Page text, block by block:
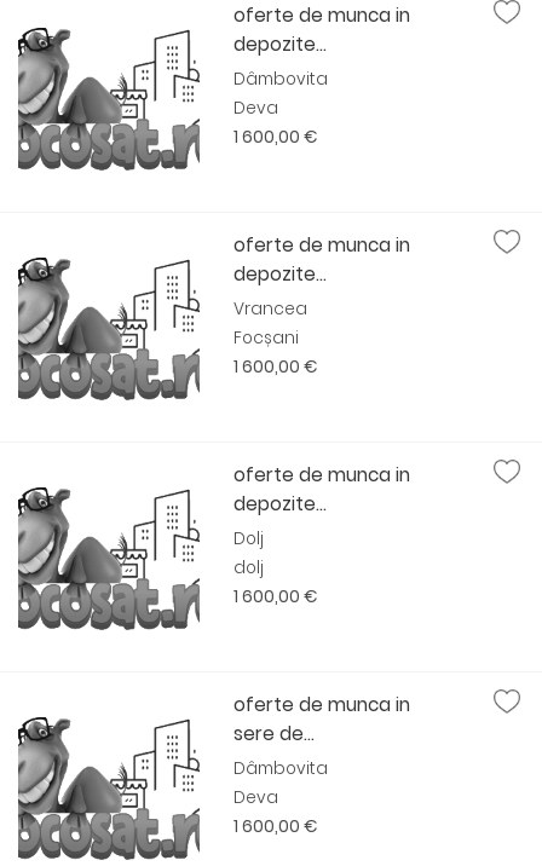
oferte de munca in
depozite...
Dâmbovita
Deva
1 600,00 €
oferte de munca in
depozite...
Vrancea
Focșani
1 600,00 €
oferte de munca in
depozite...
Dolj
dolj
1 600,00 €
oferte de munca in
sere de...
Dâmbovita
Deva
1 600,00 €